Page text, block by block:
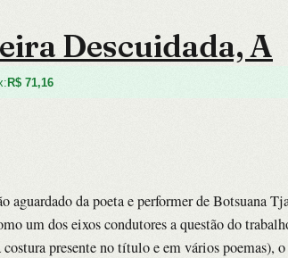
Descuidada, A
R$ 71,16
aguardado da poeta e performer de Botsuana
um dos eixos condutores a questão do
presente no título e em vários poemas),